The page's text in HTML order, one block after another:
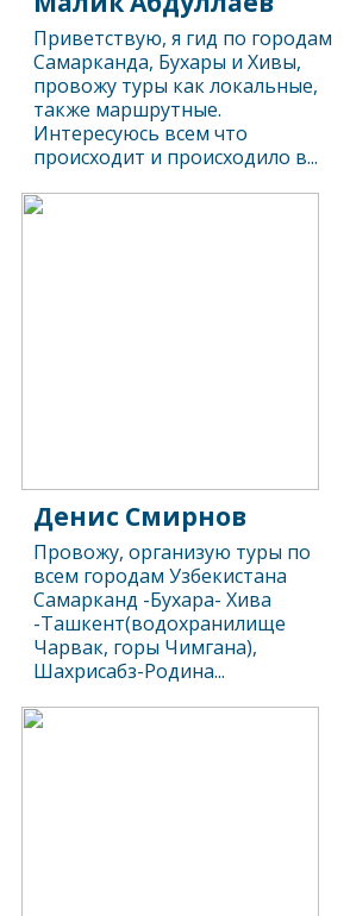
Приветствую, я гид по городам
Самарканда, Бухары и Хивы,
провожу туры как локальные,
также маршрутные.
Интересуюсь всем что
происходит и происходило в...
Денис Смирнов
Провожу, организую туры по
всем городам Узбекистана
Самарканд -Бухара- Хива
-Ташкент(водохранилище
Чарвак, горы Чимгана),
Шахрисабз-Родина...